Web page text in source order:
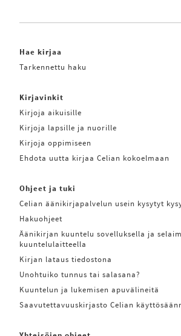
Hae kirjaa
Tarkennettu haku
Kirjavinkit
Kirjoja aikuisille
Kirjoja lapsille ja nuorille
Kirjoja oppimiseen
Ehdota uutta kirjaa Celian kokoelmaan
Ohjeet ja tuki
Celian äänikirjapalvelun usein kysytyt
Hakuohjeet
Äänikirjan kuuntelu sovelluksella ja
kuuntelulaitteella
Kirjan lataus tiedostona
Unohtuiko tunnus tai salasana?
Kuuntelun ja lukemisen apuvälineitä
Saavutettavuuskirjasto Celian